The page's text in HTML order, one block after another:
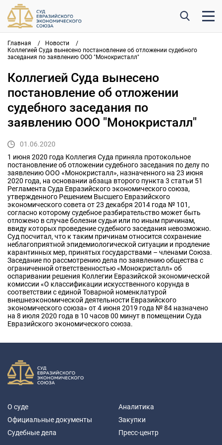
Главная / Новости
/
Коллегией Суда вынесено постановление об отложении судебного
заседания по заявлению ООО "Монокристалл"
Коллегией Суда вынесено
постановление об отложении
судебного заседания по
заявлению ООО "Монокристалл"
01.06.2020
1 июня 2020 года Коллегия Суда приняла протокольное
постановление об отложении судебного заседания по делу по
заявлению ООО «Монокристалл», назначенного на 23 июня
2020 года, на основании абзаца второго пункта 3 статьи 51
Регламента Суда Евразийского экономического союза,
утвержденного Решением Высшего Евразийского
экономического совета от 23 декабря 2014 года № 101,
согласно которому судебное разбирательство может быть
отложено в случае болезни судьи или по иным причинам,
ввиду которых проведение судебного заседания невозможно.
Суд посчитал, что к таким причинам относится сохранение
неблагоприятной эпидемиологической ситуации и продление
карантинных мер, принятых государствами – членами Союза.
Заседание по рассмотрению дела по заявлению общества с
ограниченной ответственностью «Монокристалл» об
оспаривании решения Коллегии Евразийской экономической
комиссии «О классификации искусственного корунда в
соответствии с единой Товарной номенклатурой
внешнеэкономической деятельности Евразийского
экономического союза» от 4 июня 2019 года № 84 назначено
на 8 июля 2020 года в 10 часов 00 минут в помещении Суда
Евразийского экономического союза.
О суде
Официальные документы
Судебные дела
Аналитика
Закупки
Пресс-центр